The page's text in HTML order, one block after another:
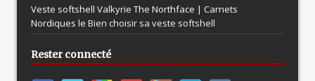
Veste softshell Valkyrie The Northface | Carnets
Nordiques le Bien choisir sa veste softshell
Rester connecté